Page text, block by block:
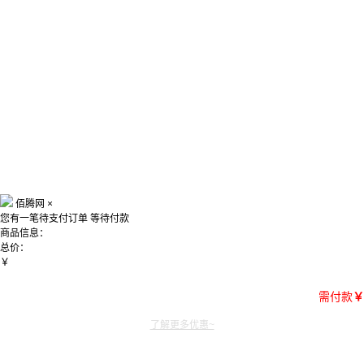
佰腾网 ×
您有一笔待支付订单 等待付款
商品信息：
总价：
￥
需付款￥
了解更多优惠~